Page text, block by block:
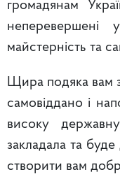
громадянам
неперевершені
майстерність та
Щира подяка вам
самовіддано і
високу
закладала та
створити вам